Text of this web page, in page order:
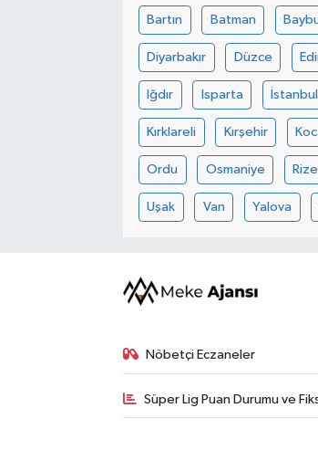
Bartın Batman
Diyarbakır Düzce
Iğdır Isparta İstanbul
Kırklareli Kırşehir
Ordu Osmaniye Rize
Uşak Van Yalova
Nöbetçi Eczaneler
Süper Lig Puan Durumu ve